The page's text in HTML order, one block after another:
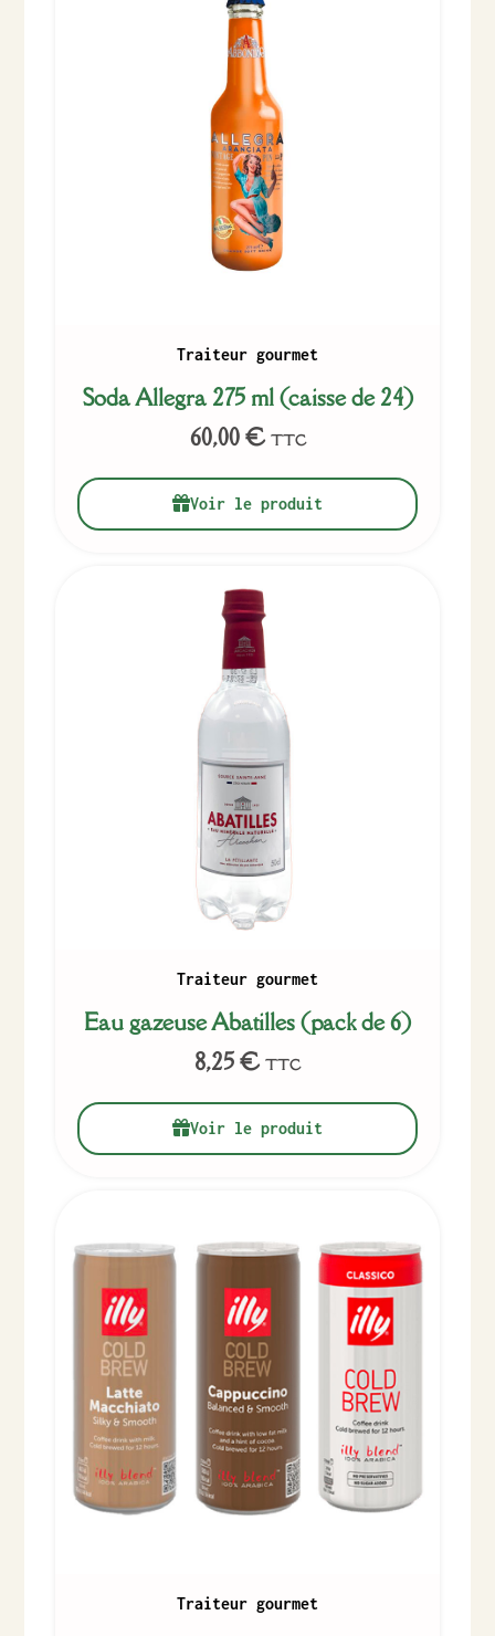
Traiteur gourmet
Soda Allegra 275 ml (caisse de 24)
60,00€ TTC
Voir le produit
Traiteur gourmet
Eau gazeuse Abatilles (pack de 6)
8,25€ TTC
Voir le produit
Traiteur gourmet